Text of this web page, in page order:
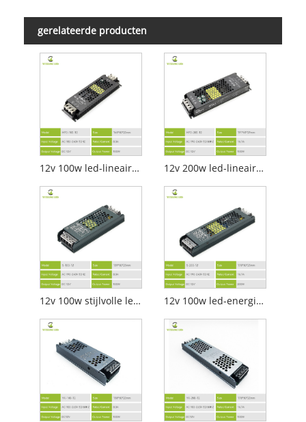
gerelateerde producten
12v 100w led-lineaire verlichtingsvoeding 12v 200w led-lineaire verlichtingsvoeding
12v 100w stijlvolle led-lineaire verlichtingsvoeding 12v 100w led-energiebesparende lineaire verlichtingsvoeding